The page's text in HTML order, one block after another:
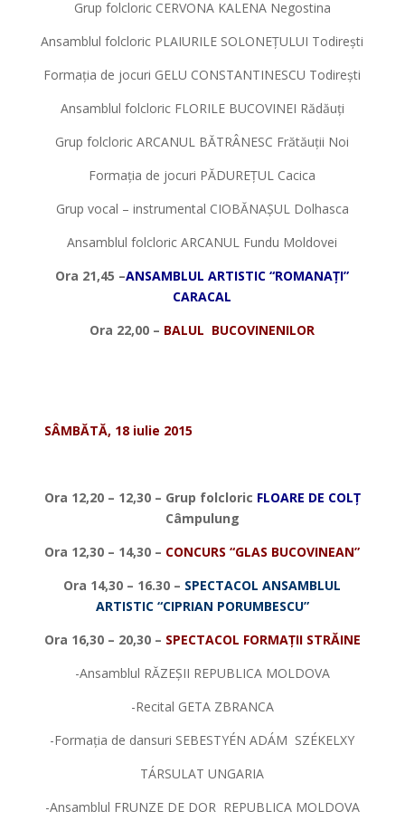
Grup folcloric CERVONA KALENA Negostina
Ansamblul folcloric PLAIURILE SOLONEȚULUI Todirești
Formația de jocuri GELU CONSTANTINESCU Todirești
Ansamblul folcloric FLORILE BUCOVINEI Rădăuți
Grup folcloric ARCANUL BĂTRÂNESC Frătăuții Noi
Formația de jocuri PĂDUREȚUL Cacica
Grup vocal – instrumental CIOBĂNAȘUL Dolhasca
Ansamblul folcloric ARCANUL Fundu Moldovei
Ora 21,45 –ANSAMBLUL ARTISTIC “ROMANAȚI”
CARACAL
Ora 22,00 – BALUL BUCOVINENILOR
SÂMBĂTĂ, 18 iulie 2015
Ora 12,20 – 12,30 – Grup folcloric FLOARE DE COLȚ
Câmpulung
Ora 12,30 – 14,30 – CONCURS “GLAS BUCOVINEAN”
Ora 14,30 – 16.30 – SPECTACOL ANSAMBLUL
ARTISTIC “CIPRIAN PORUMBESCU”
Ora 16,30 – 20,30 – SPECTACOL FORMAȚII STRĂINE
-Ansamblul RĂZEȘII REPUBLICA MOLDOVA
-Recital GETA ZBRANCA
-Formația de dansuri SEBESTYÉN ADÁM SZÉKELXY
TÁRSULAT UNGARIA
-Ansamblul FRUNZE DE DOR REPUBLICA MOLDOVA